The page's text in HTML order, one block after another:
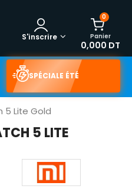
0
Panier
0,000 DT
S'inscrire
SPÉCIALE ÉTÉ
5 Lite Gold
5 LITE